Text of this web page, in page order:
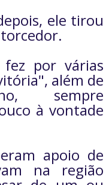
ele tirou
por várias
além de
sempre
à vontade
apoio de
na região